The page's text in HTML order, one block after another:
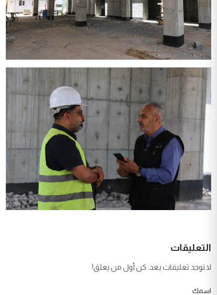
التعليقات
لا توجد تعليقات بعد. كن أول من يعلق!
اسمك